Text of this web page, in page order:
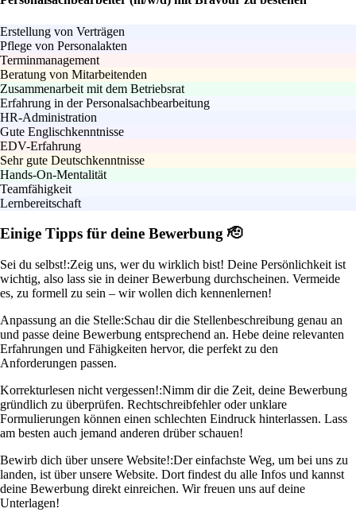
Erstellung von Verträgen
Pflege von Personalakten
Terminmanagement
Beratung von Mitarbeitenden
Zusammenarbeit mit dem Betriebsrat
Erfahrung in der Personalsachbearbeitung
HR-Administration
Gute Englischkenntnisse
EDV-Erfahrung
Sehr gute Deutschkenntnisse
Hands-On-Mentalität
Teamfähigkeit
Lernbereitschaft
Einige Tipps für deine Bewerbung 🫡
Sei du selbst!:Zeig uns, wer du wirklich bist! Deine Persönlichkeit ist
wichtig, also lass sie in deiner Bewerbung durchscheinen. Vermeide
es, zu formell zu sein – wir wollen dich kennenlernen!
Anpassung an die Stelle:Schau dir die Stellenbeschreibung genau an
und passe deine Bewerbung entsprechend an. Hebe deine relevanten
Erfahrungen und Fähigkeiten hervor, die perfekt zu den
Anforderungen passen.
Korrekturlesen nicht vergessen!:Nimm dir die Zeit, deine Bewerbung
gründlich zu überprüfen. Rechtschreibfehler oder unklare
Formulierungen können einen schlechten Eindruck hinterlassen. Lass
am besten auch jemand anderen drüber schauen!
Bewirb dich über unsere Website!:Der einfachste Weg, um bei uns zu
landen, ist über unsere Website. Dort findest du alle Infos und kannst
deine Bewerbung direkt einreichen. Wir freuen uns auf deine
Unterlagen!